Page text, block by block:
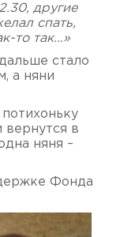
другие
спать,
то так…»
стало
а няни
вернутся в
няня –
Фонда